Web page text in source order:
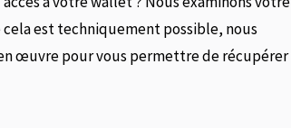
est techniquement possible, nous
œuvre pour vous permettre de récupérer